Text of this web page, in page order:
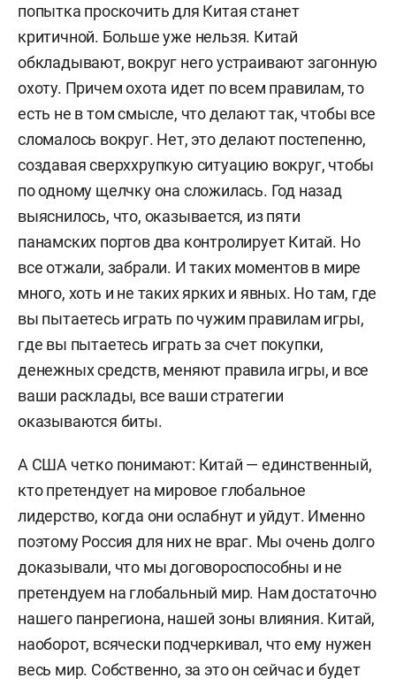
попытка проскочить для Китая станет
критичной. Больше уже нельзя. Китай
обкладывают, вокруг него устраивают загонную
охоту. Причем охота идет по всем правилам, то
есть не в том смысле, что делают так, чтобы все
сломалось вокруг. Нет, это делают постепенно,
создавая сверххрупкую ситуацию вокруг, чтобы
по одному щелчку она сложилась. Год назад
выяснилось, что, оказывается, из пяти
панамских портов два контролирует Китай. Но
все отжали, забрали. И таких моментов в мире
много, хоть и не таких ярких и явных. Но там, где
вы пытаетесь играть по чужим правилам игры,
где вы пытаетесь играть за счет покупки,
денежных средств, меняют правила игры, и все
ваши расклады, все ваши стратегии
оказываются биты.
А США четко понимают: Китай — единственный,
кто претендует на мировое глобальное
лидерство, когда они ослабнут и уйдут. Именно
поэтому Россия для них не враг. Мы очень долго
доказывали, что мы договороспособны и не
претендуем на глобальный мир. Нам достаточно
нашего панрегиона, нашей зоны влияния. Китай,
наоборот, всячески подчеркивал, что ему нужен
весь мир. Собственно, за это он сейчас и будет